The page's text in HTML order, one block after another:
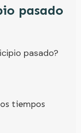
pasado
pasado?
tiempos